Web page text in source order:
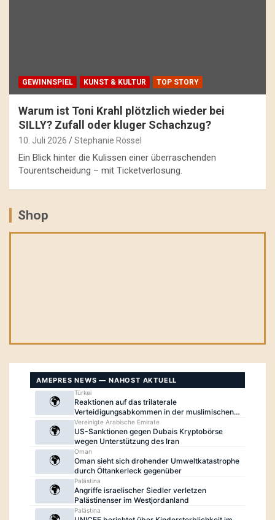
GEWINNSPIEL KUNST & KULTUR TOP STORY
Warum ist Toni Krahl plötzlich wieder bei
SILLY? Zufall oder kluger Schachzug?
10. Juli 2026 Stephanie Rössel
Ein Blick hinter die Kulissen einer überraschenden
Tourentscheidung – mit Ticketverlosung.
Shop